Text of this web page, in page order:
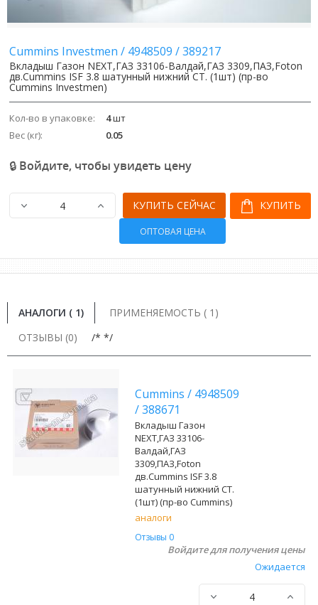
Cummins Investmen / 4948509 /389217
Вкладыш Газон NEXT,ГАЗ 33106-Валдай,ГАЗ 3309,ПАЗ,Foton
дв.Cummins ISF 3.8 шатунный нижний СТ. (1шт) (пр-во
Cummins Investmen)
Кол-во в упаковке: 4шт
Вес (кг):
0.05
🔒 Войдите, чтобы увидеть цену
КУПИТЬ
КУПИТЬ СЕЙЧАС
ОПТОВАЯ ЦЕНА
АНАЛОГИ ( 1)
ПРИМЕНЯЕМОСТЬ ( 1)
ОТЗЫВЫ (0)
/* */
Cummins / 4948509
/388671
Вкладыш Газон
NEXT,ГАЗ 33106-
Валдай,ГАЗ
3309,ПАЗ,Foton
дв.Cummins ISF 3.8
шатунный нижний СТ.
(1шт) (пр-во Cummins)
аналоги
Отзывы 0
Войдите для получения цены
Ожидается